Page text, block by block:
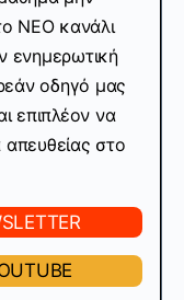
ΝΕΟ κανάλι
ενημερωτική
οδηγό μας
επιπλέον να
στο